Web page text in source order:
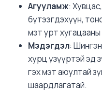
Агууламж:
бүтээгдэхүүн,
мэт урт
Мэдэгдэл:
хурц үзүүртэй эд
гэх мэт аюултай
шаардлагатай.